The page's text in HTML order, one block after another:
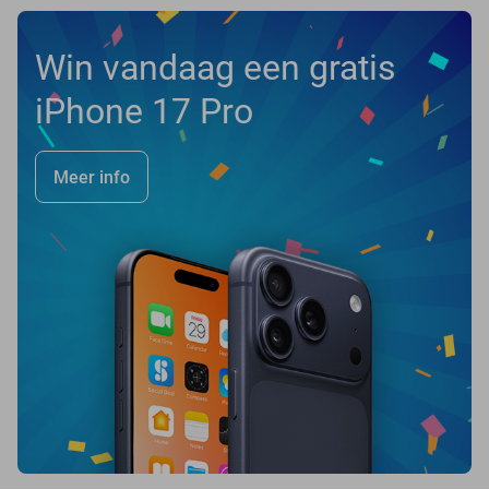
Win vandaag een gratis
iPhone 17 Pro
Meer info